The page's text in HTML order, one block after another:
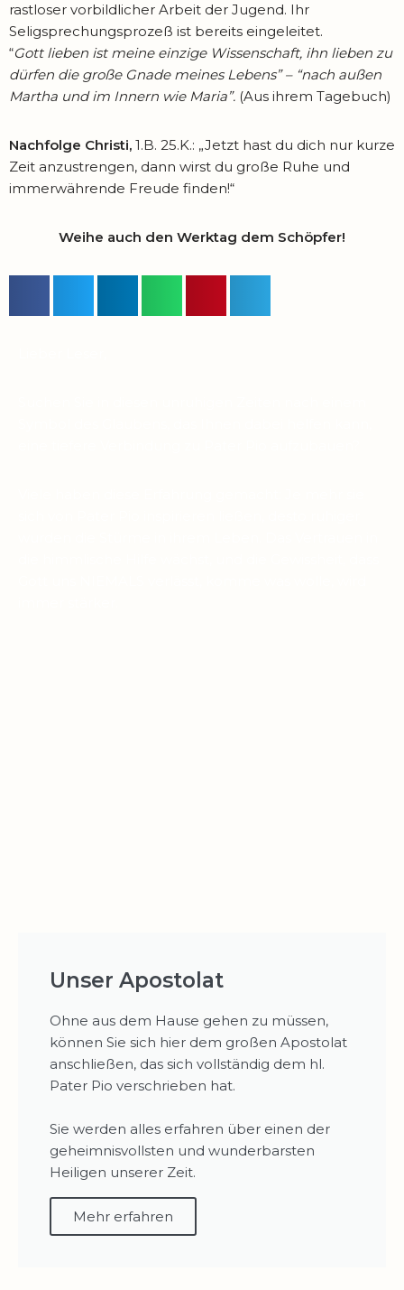
rastloser vorbildlicher Arbeit der Jugend. Ihr
Seligsprechungsprozeß ist bereits eingeleitet.
“Gott lieben ist meine einzige Wissenschaft, ihn lieben zu
dürfen die große Gnade meines Lebens” – “nach außen
Martha und im Innern wie Maria”. (Aus ihrem Tagebuch)
Nachfolge Christi, 1.B. 25.K.: „Jetzt hast du dich nur kurze
Zeit anzustrengen, dann wirst du große Ruhe und
immerwährende Freude finden!“
Weihe auch den Werktag dem Schöpfer!
Unser Apostolat
Ohne aus dem Hause gehen zu müssen,
können Sie sich hier dem großen Apostolat
anschließen, das sich vollständig dem hl.
Pater Pio verschrieben hat.
Sie werden alles erfahren über einen der
geheimnisvollsten und wunderbarsten
Heiligen unserer Zeit.
Mehr erfahren